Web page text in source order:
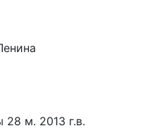
28 м. 2013 г.в.